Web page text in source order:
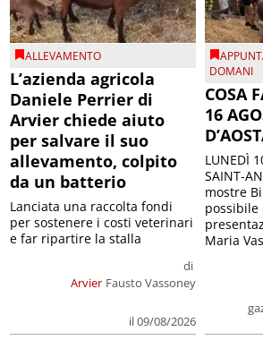
ALLEVAMENTO
L’azienda agricola
Daniele Perrier di
Arvier chiede aiuto
per salvare il suo
allevamento, colpito
da un batterio
Arvier
di
Fausto Vassoney
il 09/08/2026
Lanciata una raccolta fondi
per sostenere i costi veterinari
e far ripartire la stalla
DOMANI
COSA
16
LUNEDÌ
SAINT-
mostre
possibile
Maria